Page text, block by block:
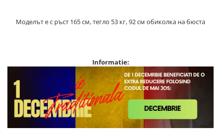
Моделът е с ръст 165 см, тегло 53 кг, 92 см обиколка на бюста
Informatie: